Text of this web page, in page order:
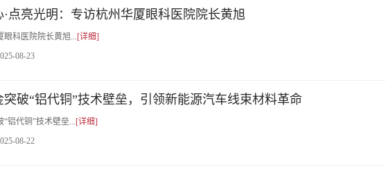
·点亮光明：专访杭州华厦眼科医院院长黄旭
眼科医院院长黄旭...[详细]
08-23
突破“铝代铜”技术壁垒，引领新能源汽车线束材料革命
“铝代铜”技术壁垒...[详细]
08-22